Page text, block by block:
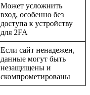
Может усложнить
вход, особенно без
доступа к устройству
для 2FA
Если сайт ненадежен,
данные могут быть
незащищены и
скомпрометированы